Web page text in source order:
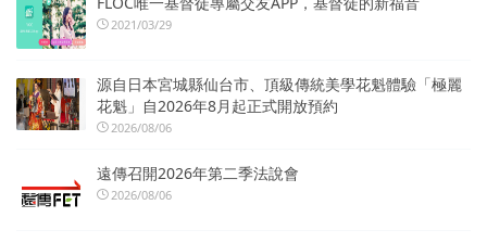
2021/03/29
源自日本宮城縣仙台市、頂級傳統美學花魁體驗「極麗
花魁」自2026年8月起正式開放預約
2026/08/06
遠傳召開2026年第二季法說會
2026/08/06